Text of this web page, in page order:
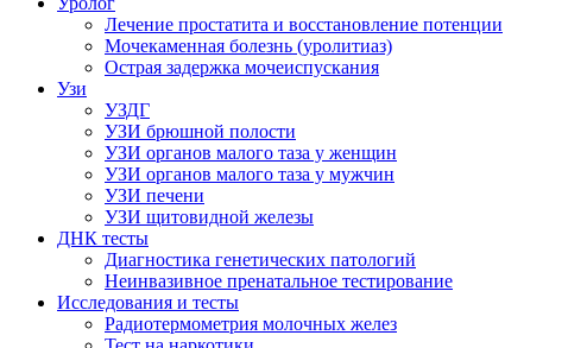
Лечение простатита и восстановление потенции
Мочекаменная болезнь (уролитиаз)
Острая задержка мочеиспускания
Узи
УЗДГ
УЗИ брюшной полости
УЗИ органов малого таза у женщин
УЗИ органов малого таза у мужчин
УЗИ печени
УЗИ щитовидной железы
ДНК тесты
Диагностика генетических патологий
Неинвазивное пренатальное тестирование
Исследования и тесты
Радиотермометрия молочных желез